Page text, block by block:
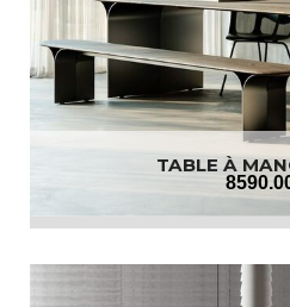
TABLE À
8590